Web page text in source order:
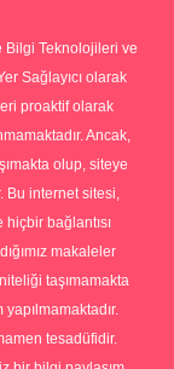
Bilgi Teknolojileri ve
Sağlayıcı olarak
proaktif olarak
Ancak,
olup, siteye
Bu internet sitesi,
bağlantısı
makaleler
taşımamakta
tesadüfidir.